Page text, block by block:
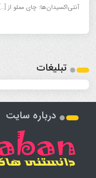
آنتی‌اکسیدان‌ها: چای مملو از […]
تبلیغات
درباره سایت